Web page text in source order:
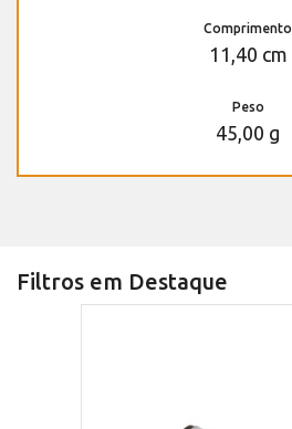
Comprimento
11,40 cm
Peso
45,00 g
Filtros em Destaque